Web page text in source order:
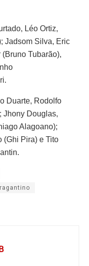
Léo Ortiz,
Jadsom Silva, Eric
Tubarão),
Duarte, Rodolfo
Jhony Douglas,
Alagoano);
(Ghi Pira) e Tito